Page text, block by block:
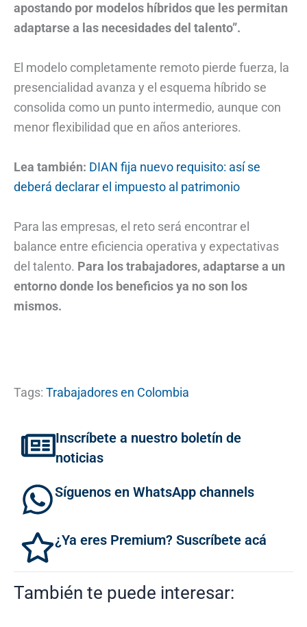
apostando por modelos híbridos que les permitan
adaptarse a las necesidades del talento”.
El modelo completamente remoto pierde fuerza, la
presencialidad avanza y el esquema híbrido se
consolida como un punto intermedio, aunque con
menor flexibilidad que en años anteriores.
Lea también: DIAN fija nuevo requisito: así se
deberá declarar el impuesto al patrimonio
Para las empresas, el reto será encontrar el
balance entre eficiencia operativa y expectativas
del talento. Para los trabajadores, adaptarse a un
entorno donde los beneficios ya no son los
mismos.
Tags: Trabajadores en Colombia
Inscríbete a nuestro boletín de
noticias
Síguenos en WhatsApp channels
¿Ya eres Premium? Suscríbete acá
También te puede interesar: